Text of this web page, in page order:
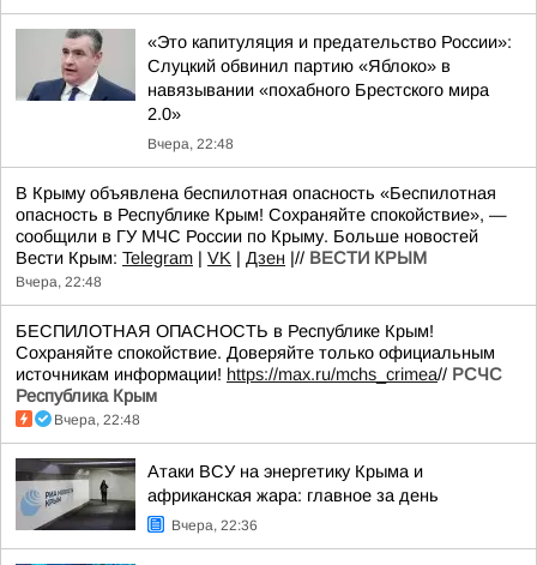
«Это капитуляция и предательство России»:
Слуцкий обвинил партию «Яблоко» в
навязывании «похабного Брестского мира
2.0»
Вчера, 22:48
В Крыму объявлена беспилотная опасность «Беспилотная
опасность в Республике Крым! Сохраняйте спокойствие», —
сообщили в ГУ МЧС России по Крыму. Больше новостей
Вести Крым: Telegram | VK | Дзен |// ВЕСТИ КРЫМ
Вчера, 22:48
БЕСПИЛОТНАЯ ОПАСНОСТЬ в Республике Крым!
Сохраняйте спокойствие. Доверяйте только официальным
источникам информации! https://max.ru/mchs_crimea// РСЧС
Республика Крым
Вчера, 22:48
Атаки ВСУ на энергетику Крыма и
африканская жара: главное за день
Вчера, 22:36